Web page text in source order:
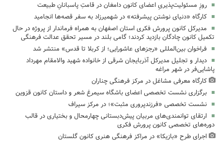
روزِ مسئولیت‌پذیریِ اعضای کانون دامغان در قامتِ پاسبانانِ طبیعت
کارگاه «دنیای نوشتن پیشرفته» در شهمیرزاد به سفر قصه‌ها انجامید
مدیرکل کانون پرورش فکری استان اصفهان به همراه فرماندار از پروژه در حال
تکمیل کانون چادگان بازدید کردند؛ گامی بلند در مسیر تحقق عدالت فرهنگی
فراخوان بین‌المللی «رجزهای عاشورایی؛ از کربلا تا قدس» منتشر شد
دیدار و تجلیل مدیرکل آذربایجان شرقی از خانواده شهید والامقام مهرداد
پاشایی‌فر در شهر مراغه
کارگاه معرفی مشاغل در مرکز فرهنگی چناران
برگزاری نشست تخصصی اعضای باشگاه سیمرغ شعر و داستان کانون قزوین
نشست تخصصی «فرزندپروری مثبت»؛ در مرکز سیراف
ارتقای توانمندی‌های مربیان پیش‌دبستانی چهارمحال و بختیاری در قالب
دوره‌های تخصصی کانون پرورش فکری
اجرای طرح «بازیکا» در مراکز فرهنگی هنری کانون گلستان